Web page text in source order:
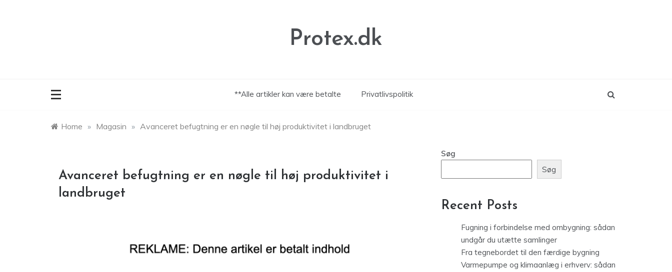
Protex.dk
**Alle artikler kan være betalte Privatlivspolitik
Home » Magasin » Avanceret befugtning er en nøgle til høj produktivitet i landbruget
Avanceret befugtning er en nøgle til høj produktivitet i
landbruget
Søg
Søg
Recent Posts
Fugning i forbindelse med ombygning: sådan
undgår du utætte samlinger
Fra tegnebordet til den færdige bygning
Varmepumpe og klimaanlæg i erhverv: sådan